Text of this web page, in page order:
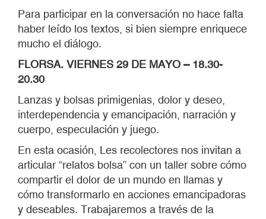
Para participar en la conversación no hace falta
haber leído los textos, si bien siempre enriquece
mucho el diálogo.
FLORSA. VIERNES 29 DE MAYO – 18.30-
20.30
Lanzas y bolsas primigenias, dolor y deseo,
interdependencia y emancipación, narración y
cuerpo, especulación y juego.
En esta ocasión, Les recolectores nos invitan a
articular “relatos bolsa” con un taller sobre cómo
compartir el dolor de un mundo en llamas y
cómo transformarlo en acciones emancipadoras
y deseables. Trabajaremos a través de la